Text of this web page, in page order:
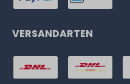
VERSANDARTEN